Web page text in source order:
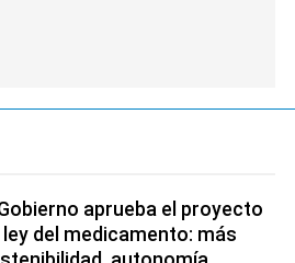
aprueba el proyecto
ley del medicamento: más